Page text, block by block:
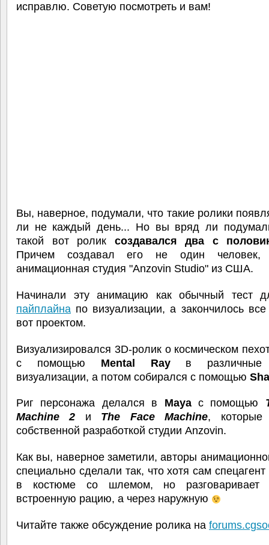
исправлю. Советую посмотреть и вам!
Вы, наверное, подумали, что такие ролики
ли не каждый день... Но вы вряд ли
такой вот ролик создавался два с
Причем создавал его не один
анимационная студия "Anzovin Studio" из США.
Начинали эту анимацию как обычный тест
пайплайна по визуализации, а закончилось
вот проектом.
Визуализировался 3D-ролик о космическом
с помощью Mental Rayв различные
визуализации, а потом собирался с помощью
Риг персонажа делался в Mayaс помощью
Machine 2 и The Face Machine, которые
собственной разработкой студии Anzovin.
Как вы, наверное заметили, авторы
специально сделали так, что хотя сам спецагент
в костюме со шлемом, но разговаривает
встроенную рацию, а через наружную
Читайте также обсуждение ролика на